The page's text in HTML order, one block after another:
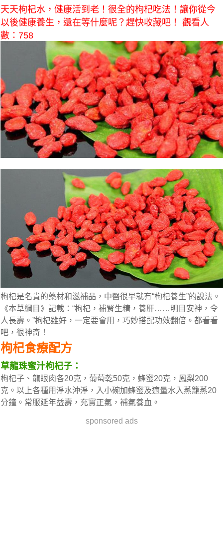
天天枸杞水，健康活到老！很全的枸杞吃法！讓你從今
以後健康養生，還在等什麼呢？趕快收藏吧！ 觀看人
數：758
枸杞是名貴的藥材和滋補品，中醫很早就有“枸杞養生”的說法。
《本草綱目》記載：“枸杞，補腎生精，養肝……明目安神，令
人長壽。”枸杞雖好，一定要會用，巧妙搭配功效翻倍。都看看
吧，很神奇！
枸杞食療配方
草龍珠蜜汁枸杞子：
枸杞子、龍眼肉各20克，葡萄乾50克，蜂蜜20克，鳳梨200
克。以上各種用淨水沖淨，入小碗加蜂蜜及適量水入蒸籠蒸20
分鐘。常服延年益壽，充實正氣，補氣養血。
sponsored ads